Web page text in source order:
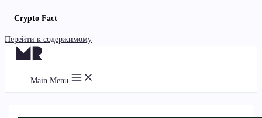
Crypto Fact
Перейти к содержимому
Main Menu